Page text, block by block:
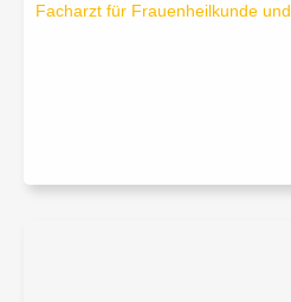
Facharzt für Frauenheilkunde